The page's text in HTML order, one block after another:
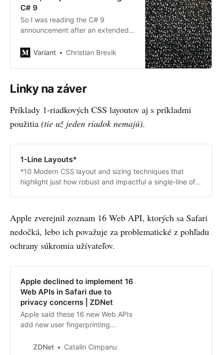
C# 9
So I was reading the C# 9
announcement after an extended
stuff in the new version of course, I
about Records, among other
Variant Christian Brevik
Linky na záver
Príklady 1-riadkových CSS layoutov aj s príkladmi
použitia (tie už jeden riadok nemajú).
1-Line Layouts*
*10 Modern CSS layout and sizing techniques that
highlight just how robust and impactful a single-line of
Apple zverejnil zoznam 16 Web API, ktorých sa Safari
nedočká, lebo ich považuje za problematické z pohľadu
ochrany súkromia užívateľov.
Apple declined to implement 16
Web APIs in Safari due to
privacy concerns | ZDNet
Apple said these 16 new Web APIs
add new user fingerprinting
ZDNet
Catalin Cimpanu